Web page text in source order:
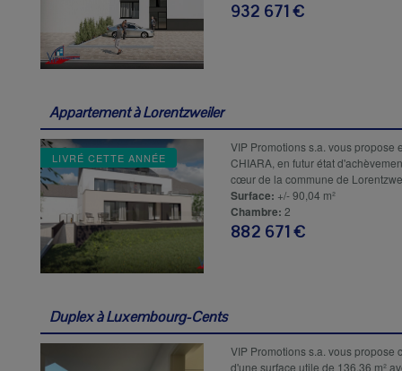
932 671 €
Appartement àLorentzweiler
LIVRÉ CETTE ANNÉE
VIP Promotions s.a. vous propose
CHIARA, en futur état
cœur de la commune de
Surface: +/- 90,04 m²
Chambre: 2
882 671 €
Duplex àLuxembourg-Cents
VIP Promotions s.a. vous
d'une surface utile de 136,36 m²